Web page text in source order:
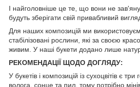
І найголовніше це те, що вони не
будуть зберігати свій привабливий
Для наших композицій ми
стабілізовані рослини, які за своєю
живим. У наші букети додано лише
РЕКОМЕНДАЦІЇ ЩОДО ДОГЛЯДУ:
У букетів і композицій із сухоцвітів є
волога, сонце та пил, тому потрібно